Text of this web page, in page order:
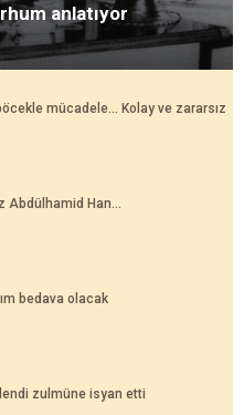
anlatıyor
mücadele... Kolay ve zararsız
Han...
bedava olacak
zulmüne isyan etti